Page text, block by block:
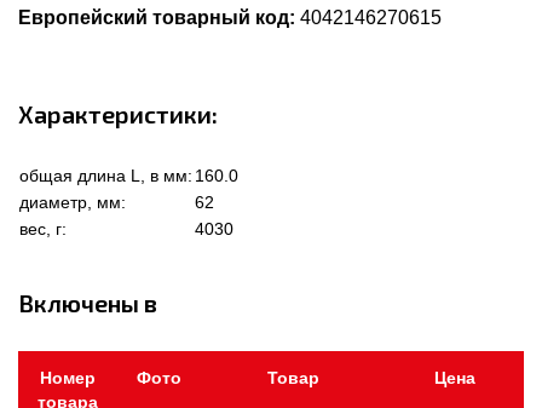
Европейский товарный код: 4042146270615
Характеристики:
общая длина L, в мм: 160.0
диаметр, мм:
62
вес, г:
4030
Включены в
Номер
товара
Фото Товар Цена